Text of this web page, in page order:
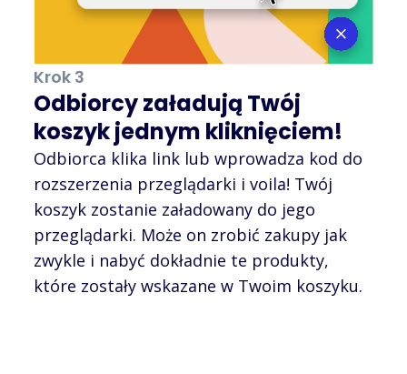
Krok 3
Odbiorcy załadują Twój
koszyk jednym kliknięciem!
Odbiorca klika link lub wprowadza kod do
rozszerzenia przeglądarki i voila! Twój
koszyk zostanie załadowany do jego
przeglądarki. Może on zrobić zakupy jak
zwykle i nabyć dokładnie te produkty,
które zostały wskazane w Twoim koszyku.